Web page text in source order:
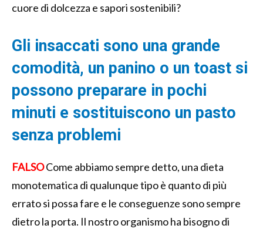
cuore di dolcezza e sapori sostenibili?
Gli insaccati sono una grande
comodità, un panino o un toast si
possono preparare in pochi
minuti e sostituiscono un pasto
senza problemi
FALSOCome abbiamo sempre detto, una dieta
monotematica di qualunque tipo è quanto di più
errato si possa fare e le conseguenze sono sempre
dietro la porta. Il nostro organismo ha bisogno di